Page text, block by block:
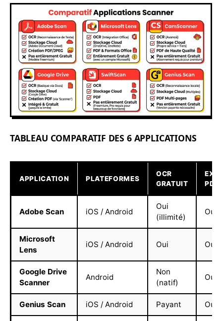
TABLEAU COMPARATIF DES 6 APPLICATIONS
APPLICATION PLATEFORMES
OCR
GRATUIT
PDF
Adobe Scan iOS / Android
Oui
(illimité)
Oui
Microsoft
Lens
iOS / Android Oui Oui
Google Drive
Scanner
Android
Non
(natif)
Oui
Genius Scan iOS / Android Payant Oui